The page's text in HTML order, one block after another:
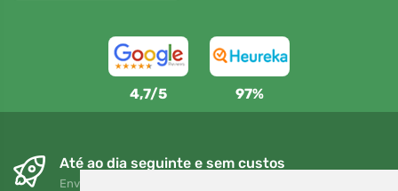
4,7/5 97%
Até ao dia seguinte e sem custos
Envio gratuito para encomendas superiores a 80 EUR